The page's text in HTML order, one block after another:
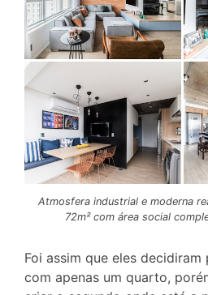
Atmosfera industrial e moderna
72m² com área social
Foi assim que eles
com apenas um quarto,